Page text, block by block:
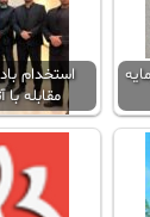
استخدام
مقابله